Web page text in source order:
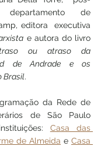
de
editora  executiva
ou atraso da
de Andrade e os
Brasil.
da Rede de
de São Paulo
Casa das
de Almeida e Casa